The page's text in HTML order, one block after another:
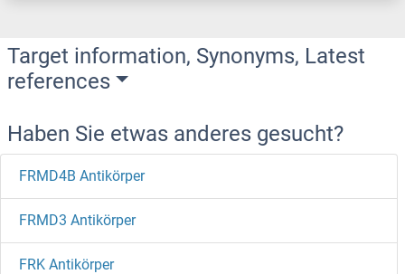
Target information, Synonyms, Latest
references
Haben Sie etwas anderes gesucht?
FRMD4B Antikörper
FRMD3 Antikörper
FRK Antikörper